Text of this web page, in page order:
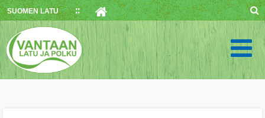
Skip
to
content
SUOMEN LATU